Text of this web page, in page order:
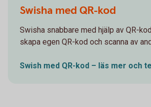
Swisha med QR-kod
Swisha snabbare med hjälp av QR-
skapa egen QR-kod och scanna av
Swish med QR-kod – läs mer och